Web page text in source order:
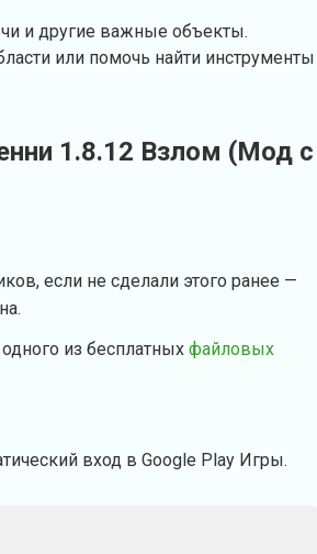
и другие важные объекты.
или помочь найти инструменты
1.8.12 Взлом (Мод с
если не сделали этого ранее —
из бесплатных файловых
вход в Google Play Игры.